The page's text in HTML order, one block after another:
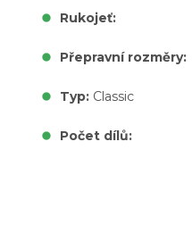
Rukojeť:
Přepravní rozměry:
Typ: Classic
Počet dílů: